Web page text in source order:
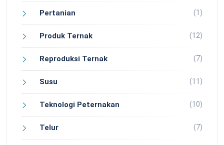
Pertanian (1)
Produk Ternak (12)
Reproduksi Ternak (7)
Susu (11)
Teknologi Peternakan (10)
Telur (7)